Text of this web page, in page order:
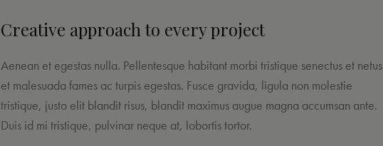
Creative approach to every project
Aenean et egestas nulla. Pellentesque habitant morbi tristique senectus et netus
et malesuada fames ac turpis egestas. Fusce gravida, ligula non molestie
tristique, justo elit blandit risus, blandit maximus augue magna accumsan ante.
Duis id mi tristique, pulvinar neque at, lobortis tortor.